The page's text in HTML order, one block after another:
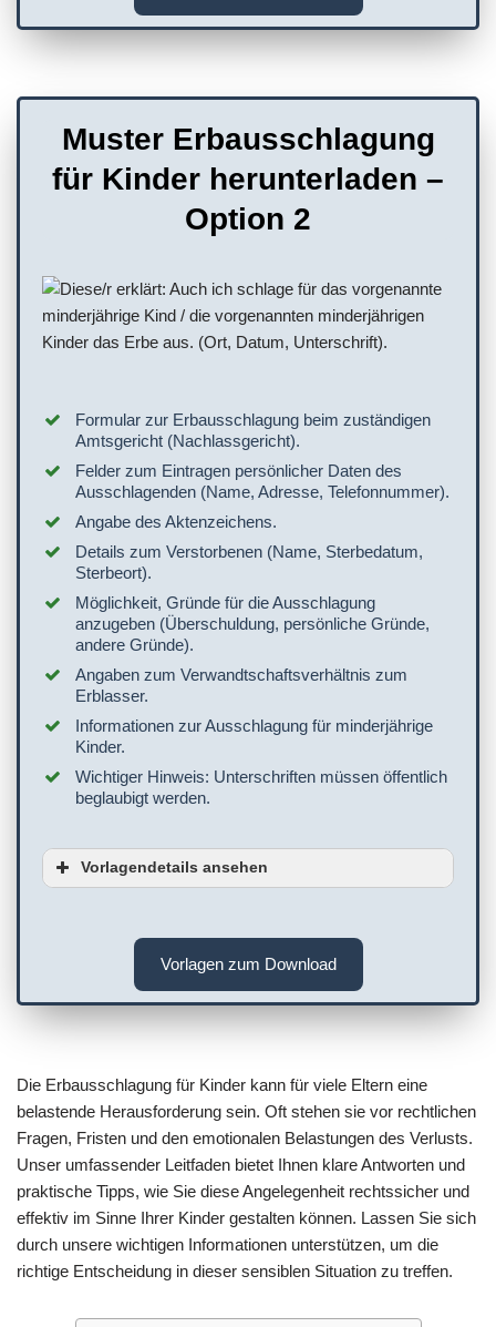
Muster Erbausschlagung
für Kinder herunterladen –
Option 2
Formular zur Erbausschlagung beim zuständigen
Amtsgericht (Nachlassgericht).
Felder zum Eintragen persönlicher Daten des
Ausschlagenden (Name, Adresse, Telefonnummer).
Angabe des Aktenzeichens.
Details zum Verstorbenen (Name, Sterbedatum,
Sterbeort).
Möglichkeit, Gründe für die Ausschlagung
anzugeben (Überschuldung, persönliche Gründe,
andere Gründe).
Angaben zum Verwandtschaftsverhältnis zum
Erblasser.
Informationen zur Ausschlagung für minderjährige
Kinder.
Wichtiger Hinweis: Unterschriften müssen öffentlich
beglaubigt werden.
Vorlagendetails ansehen
Vorlagen zum Download
Die Erbausschlagung für Kinder kann für viele Eltern eine
belastende Herausforderung sein. Oft stehen sie vor rechtlichen
Fragen, Fristen und den emotionalen Belastungen des Verlusts.
Unser umfassender Leitfaden bietet Ihnen klare Antworten und
praktische Tipps, wie Sie diese Angelegenheit rechtssicher und
effektiv im Sinne Ihrer Kinder gestalten können. Lassen Sie sich
durch unsere wichtigen Informationen unterstützen, um die
richtige Entscheidung in dieser sensiblen Situation zu treffen.